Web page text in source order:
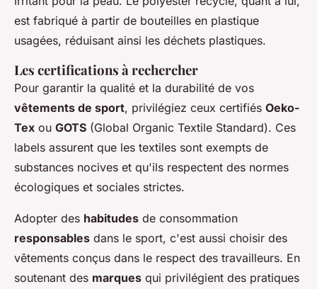
est fabriqué à partir de bouteilles en plastique
usagées, réduisant ainsi les déchets plastiques.
Les certifications à rechercher
Pour garantir la qualité et la durabilité de vos
vêtements de sport, privilégiez ceux certifiés Oeko-
Tex ou GOTS (Global Organic Textile Standard). Ces
labels assurent que les textiles sont exempts de
substances nocives et qu'ils respectent des normes
écologiques et sociales strictes.
Adopter des habitudes de consommation
responsables dans le sport, c'est aussi choisir des
vêtements conçus dans le respect des travailleurs. En
soutenant des marques qui privilégient des pratiques